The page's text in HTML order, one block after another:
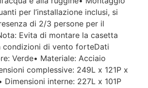
per l’installazione inclusi, si
di 2/3 persone per il
Evita di montare la casetta
condizioni di vento forteDati
Verde• Materiale: Acciaio
complessive: 249L x 121P x
Dimensioni interne: 227L x 101P